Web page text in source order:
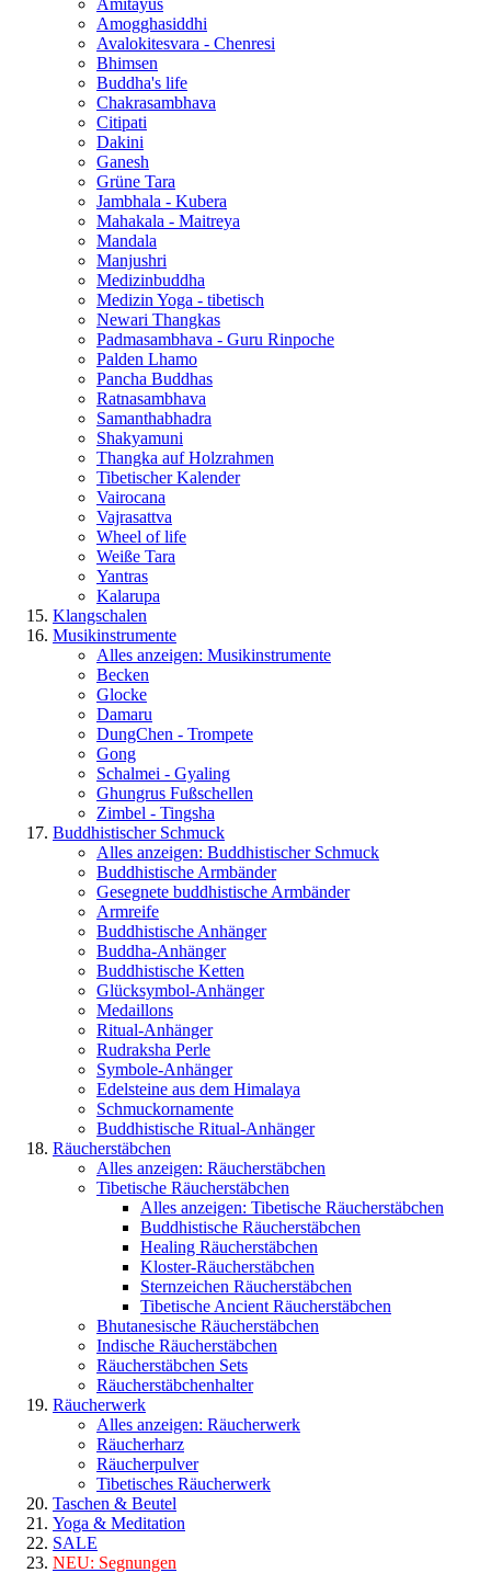
Amitayus
Amogghasiddhi
Avalokitesvara - Chenresi
Bhimsen
Buddha's life
Chakrasambhava
Citipati
Dakini
Ganesh
Grüne Tara
Jambhala - Kubera
Mahakala - Maitreya
Mandala
Manjushri
Medizinbuddha
Medizin Yoga - tibetisch
Newari Thangkas
Padmasambhava - Guru Rinpoche
Palden Lhamo
Pancha Buddhas
Ratnasambhava
Samanthabhadra
Shakyamuni
Thangka auf Holzrahmen
Tibetischer Kalender
Vairocana
Vajrasattva
Wheel of life
Weiße Tara
Yantras
Kalarupa
Klangschalen
Musikinstrumente
Alles anzeigen: Musikinstrumente
Becken
Glocke
Damaru
DungChen - Trompete
Gong
Schalmei - Gyaling
Ghungrus Fußschellen
Zimbel - Tingsha
Buddhistischer Schmuck
Alles anzeigen: Buddhistischer Schmuck
Buddhistische Armbänder
Gesegnete buddhistische Armbänder
Armreife
Buddhistische Anhänger
Buddha-Anhänger
Buddhistische Ketten
Glücksymbol-Anhänger
Medaillons
Ritual-Anhänger
Rudraksha Perle
Symbole-Anhänger
Edelsteine aus dem Himalaya
Schmuckornamente
Buddhistische Ritual-Anhänger
Räucherstäbchen
Alles anzeigen: Räucherstäbchen
Tibetische Räucherstäbchen
Alles anzeigen: Tibetische Räucherstäbchen
Buddhistische Räucherstäbchen
Healing Räucherstäbchen
Kloster-Räucherstäbchen
Sternzeichen Räucherstäbchen
Tibetische Ancient Räucherstäbchen
Bhutanesische Räucherstäbchen
Indische Räucherstäbchen
Räucherstäbchen Sets
Räucherstäbchenhalter
Räucherwerk
Alles anzeigen: Räucherwerk
Räucherharz
Räucherpulver
Tibetisches Räucherwerk
Taschen & Beutel
Yoga & Meditation
SALE
NEU: Segnungen